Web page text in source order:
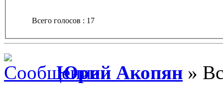
Всего голосов : 17
Юрий Акопян »